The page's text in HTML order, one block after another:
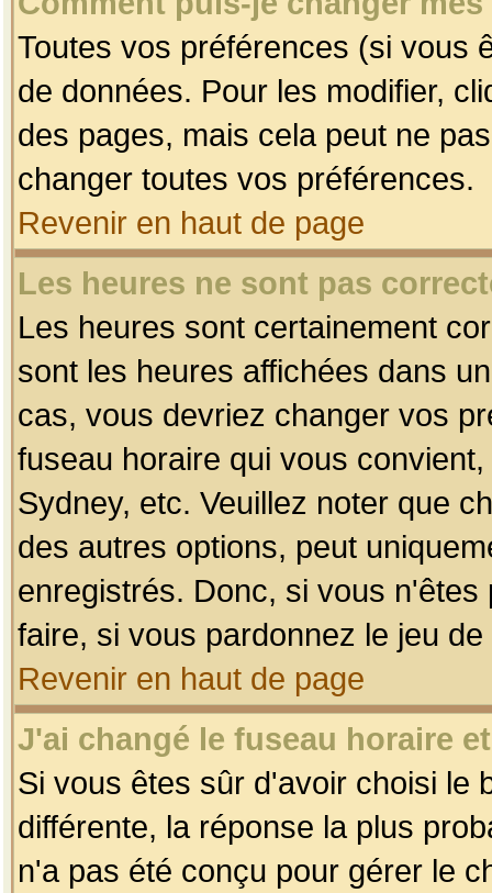
Toutes vos préférences (si vous
de données. Pour les modifier,
des pages, mais cela peut ne
changer toutes vos préférences.
Revenir en haut de page
Les heures ne sont pas
Les heures sont certainement
sont les heures affichées dans
cas, vous devriez changer vos
fuseau horaire qui vous
Sydney, etc. Veuillez noter que
des autres options, peut
enregistrés. Donc, si vous
faire, si vous pardonnez le jeu
Revenir en haut de page
J'ai changé le fuseau horaire
Si vous êtes sûr d'avoir choisi le
différente, la réponse la plus
n'a pas été conçu pour gérer le